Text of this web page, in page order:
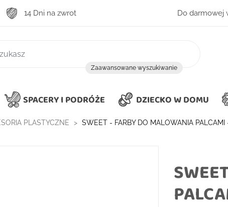
14 Dni na zwrot Do darmowej
Zaawansowane wyszukiwanie
SPACERY I PODRÓŻE DZIECKO W DOMU
PLASTYCZNE SWEET - FARBY DO MALOWANIA PALCAMI